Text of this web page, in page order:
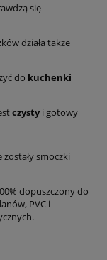
się
działa także
do kuchenki
czystyi gotowy
smoczki
dopuszczony do
PVC i